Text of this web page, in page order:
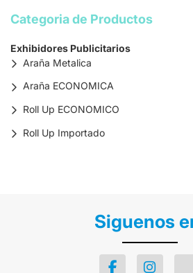
Categoria de Productos
Exhibidores Publicitarios
Araña Metalica
Araña ECONOMICA
Roll Up ECONOMICO
Roll Up Importado
Siguenos